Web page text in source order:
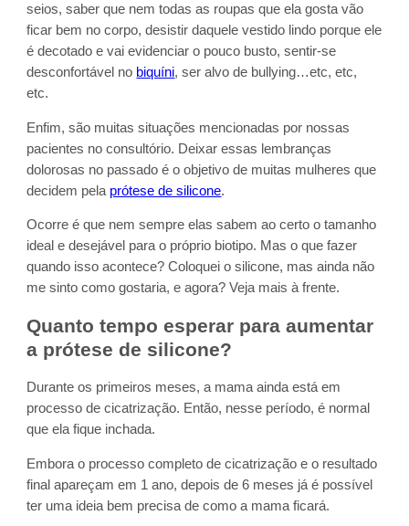
seios, saber que nem todas as roupas que ela gosta vão
ficar bem no corpo, desistir daquele vestido lindo porque ele
é decotado e vai evidenciar o pouco busto, sentir-se
desconfortável no biquíni, ser alvo de bullying…etc, etc,
etc.
Enfim, são muitas situações mencionadas por nossas
pacientes no consultório. Deixar essas lembranças
dolorosas no passado é o objetivo de muitas mulheres que
decidem pela prótese de silicone.
Ocorre é que nem sempre elas sabem ao certo o tamanho
ideal e desejável para o próprio biotipo. Mas o que fazer
quando isso acontece? Coloquei o silicone, mas ainda não
me sinto como gostaria, e agora? Veja mais à frente.
Quanto tempo esperar para aumentar
a prótese de silicone?
Durante os primeiros meses, a mama ainda está em
processo de cicatrização. Então, nesse período, é normal
que ela fique inchada.
Embora o processo completo de cicatrização e o resultado
final apareçam em 1 ano, depois de 6 meses já é possível
ter uma ideia bem precisa de como a mama ficará.